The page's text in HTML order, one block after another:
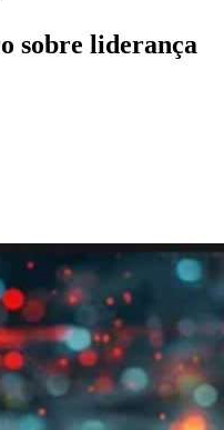
sobre liderança